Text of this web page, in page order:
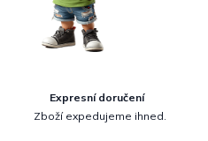
Expresní doručení
Zboží expedujeme ihned.